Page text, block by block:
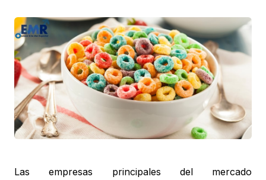
Las empresas principales del mercado